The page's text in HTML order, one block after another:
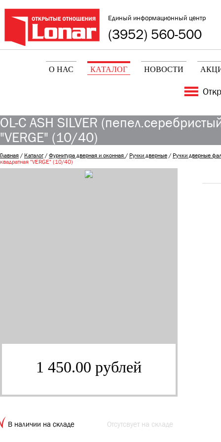
Единый информационный центр
(3952) 560-500
О НАС КАТАЛОГ НОВОСТИ
OL-C ASH SILVER
"VERGE" (10/40)
Главная/ Каталог/Фурнитура дверная и оконная/ Ручки дверные/ Ручки дверные
квадратная "VERGE" (10/40)
1 450.00 рублей
В наличии на складе Отсутсвует на складе